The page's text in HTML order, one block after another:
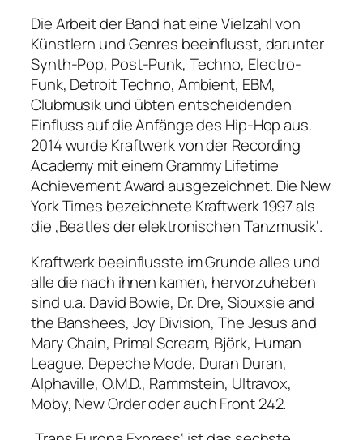
Die Arbeit der Band hat eine Vielzahl von
Künstlern und Genres beeinflusst, darunter
Synth-Pop, Post-Punk, Techno, Electro-
Funk, Detroit Techno, Ambient, EBM,
Clubmusik und übten entscheidenden
Einfluss auf die Anfänge des Hip-Hop aus.
2014 wurde Kraftwerk von der Recording
Academy mit einem Grammy Lifetime
Achievement Award ausgezeichnet. Die New
York Times bezeichnete Kraftwerk 1997 als
die ‚Beatles der elektronischen Tanzmusik‘.
Kraftwerk beeinflusste im Grunde alles und
alle die nach ihnen kamen, hervorzuheben
sind u.a. David Bowie, Dr. Dre, Siouxsie and
the Banshees, Joy Division, The Jesus and
Mary Chain, Primal Scream, Björk, Human
League, Depeche Mode, Duran Duran,
Alphaville, O.M.D., Rammstein, Ultravox,
Moby, New Order oder auch Front 242.